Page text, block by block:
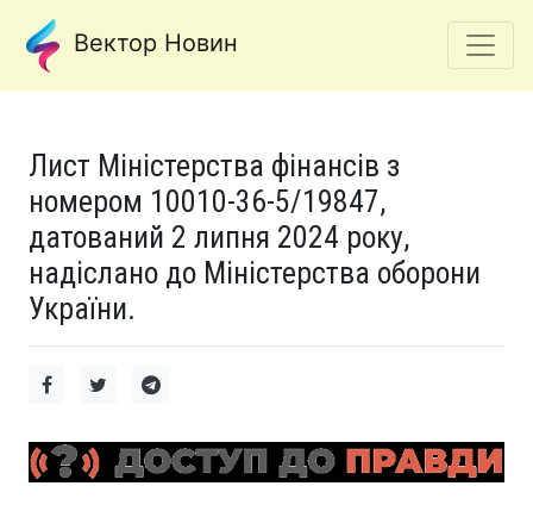
Вектор Новин
Лист Міністерства фінансів з
номером 10010-36-5/19847,
датований 2 липня 2024 року,
надіслано до Міністерства оборони
України.